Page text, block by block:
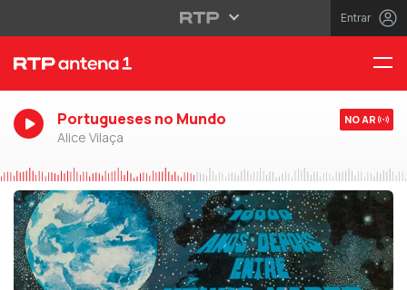
Entrar
Portugueses no Mundo
Alice Vilaça
NO AR